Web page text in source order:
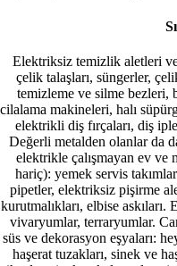
Elektriksiz temizlik aletleri
çelik talaşları, süngerler,
temizleme ve silme bezleri,
cilalama makineleri, halı
elektrikli diş fırçaları, diş
Değerli metalden olanlar da
elektrikle çalışmayan ev ve
hariç): yemek servis
pipetler, elektriksiz pişirme
kurutmalıkları, elbise
vivaryumlar, terraryumlar.
süs ve dekorasyon eşyaları:
haşerat tuzakları, sinek ve